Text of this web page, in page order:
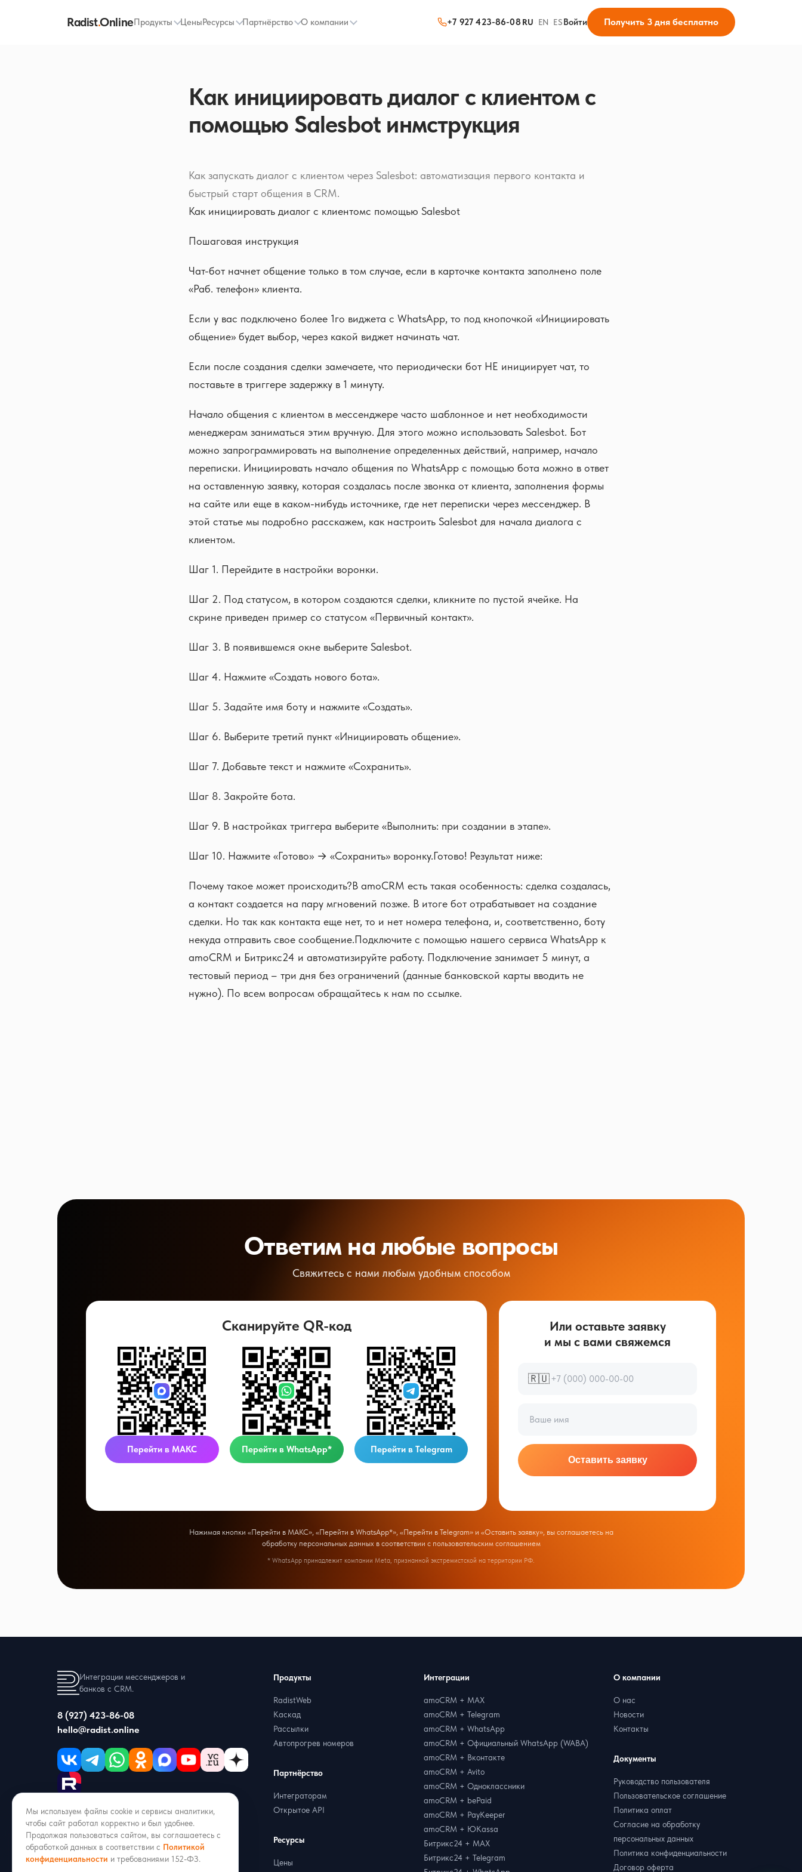
Radist.OnlineПродукты ЦеныРесурсы Партнёрство О компании +7 927 423-86-08 RU · EN · ESВойти Получить 3 дня бесплатно
Как инициировать диалог с клиентом с
помощью Salesbot инмструкция
Как запускать диалог с клиентом через Salesbot: автоматизация первого контакта и
быстрый старт общения в CRM.
Как инициировать диалог с клиентомс помощью Salesbot
Пошаговая инструкция
Чат-бот начнет общение только в том случае, если в карточке контакта заполнено поле
«Раб. телефон» клиента.
Если у вас подключено более 1го виджета с WhatsApp, то под кнопочкой «Инициировать
общение» будет выбор, через какой виджет начинать чат.
Если после создания сделки замечаете, что периодически бот НЕ инициирует чат, то
поставьте в триггере задержку в 1 минуту.
Начало общения с клиентом в мессенджере часто шаблонное и нет необходимости
менеджерам заниматься этим вручную. Для этого можно использовать Salesbot. Бот
можно запрограммировать на выполнение определенных действий, например, начало
переписки. Инициировать начало общения по WhatsApp с помощью бота можно в ответ
на оставленную заявку, которая создалась после звонка от клиента, заполнения формы
на сайте или еще в каком-нибудь источнике, где нет переписки через мессенджер. В
этой статье мы подробно расскажем, как настроить Salesbot для начала диалога с
клиентом.
Шаг 1. Перейдите в настройки воронки.
Шаг 2. Под статусом, в котором создаются сделки, кликните по пустой ячейке. На
скрине приведен пример со статусом «Первичный контакт».
Шаг 3. В появившемся окне выберите Salesbot.
Шаг 4. Нажмите «Создать нового бота».
Шаг 5. Задайте имя боту и нажмите «Создать».
Шаг 6. Выберите третий пункт «Инициировать общение».
Шаг 7. Добавьте текст и нажмите «Сохранить».
Шаг 8. Закройте бота.
Шаг 9. В настройках триггера выберите «Выполнить: при создании в этапе».
Шаг 10. Нажмите «Готово» → «Сохранить» воронку.Готово! Результат ниже:
Почему такое может происходить?В amoCRM есть такая особенность: сделка создалась,
а контакт создается на пару мгновений позже. В итоге бот отрабатывает на создание
сделки. Но так как контакта еще нет, то и нет номера телефона, и, соответственно, боту
некуда отправить свое сообщение.Подключите с помощью нашего сервиса WhatsApp к
amoCRM и Битрикс24 и автоматизируйте работу. Подключение занимает 5 минут, а
тестовый период – три дня без ограничений (данные банковской карты вводить не
нужно). По всем вопросам обращайтесь к нам по ссылке.
Ответим на любые вопросы
Свяжитесь с нами любым удобным способом
Сканируйте QR-код
Перейти в МАКС Перейти в WhatsApp* Перейти в Telegram
Или оставьте заявку
и мы с вами свяжемся
🇷🇺
Оставить заявку
Нажимая кнопки «Перейти в МАКС», «Перейти в WhatsApp*», «Перейти в Telegram» и «Оставить заявку», вы соглашаетесь на
обработку персональных данных в соответствии с пользовательским соглашением
* WhatsApp принадлежит компании Meta, признанной экстремистской на территории РФ.
Интеграции мессенджеров и
банков с CRM.
8 (927) 423-86-08
hello@radist.online
ИНН 1686013002 · ОГРН 1211600051053
г. Казань, ул. Аделя Кутуя 50/9, офис 206
Входит в реестр российского ПО
Интеграции
amoCRM + MAX
amoCRM + Telegram
amoCRM + WhatsApp
amoCRM + Официальный WhatsApp (WABA)
amoCRM + Вконтакте
amoCRM + Avito
amoCRM + Одноклассники
amoCRM + bePaid
amoCRM + PayKeeper
amoCRM + ЮKassa
Битрикс24 + MAX
Битрикс24 + Telegram
Продукты
RadistWeb
Каскад
Рассылки
Автопрогрев номеров
Партнёрство
Интеграторам
Открытое API
Ресурсы
Цены
О компании
О нас
Новости
Контакты
Документы
Руководство пользователя
Пользовательское соглашение
Политика оплат
Согласие на обработку
персональных данных
Политика конфиденциальности
Договор оферта
Мы используем файлы cookie и сервисы аналитики,
чтобы сайт работал корректно и был удобнее.
Продолжая пользоваться сайтом, вы соглашаетесь с
обработкой данных в соответствии с Политикой
конфиденциальности и требованиями 152-ФЗ.